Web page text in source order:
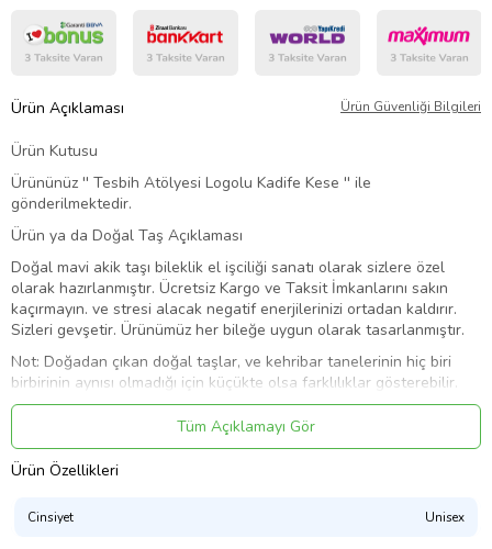
Ürün Açıklaması Ürün Güvenliği Bilgileri
Ürün Kutusu
Ürününüz '' Tesbih Atölyesi Logolu Kadife Kese '' ile
gönderilmektedir.
Ürün ya da Doğal Taş Açıklaması
Doğal mavi akik taşı bileklik el işciliği sanatı olarak sizlere özel
olarak hazırlanmıştır. Ücretsiz Kargo ve Taksit İmkanlarını sakın
kaçırmayın. ve stresi alacak negatif enerjilerinizi ortadan kaldırır.
Sizleri gevşetir. Ürünümüz her bileğe uygun olarak tasarlanmıştır.
Not: Doğadan çıkan doğal taşlar, ve kehribar tanelerinin hiç biri
birbirinin aynısı olmadığı için küçükte olsa farklılıklar gösterebilir.
Bunun sebebi ürünün sentetik ve fabrikasyon olmamasıdır.
Ürünlerimiz %100 gerçek Dünya'nın en kaliteli doğal taşlarından
imal edilmektedir.
Üretildiği Taş
Tüm Açıklamayı Gör
Ürün Özellikleri
Cinsiyet Unisex